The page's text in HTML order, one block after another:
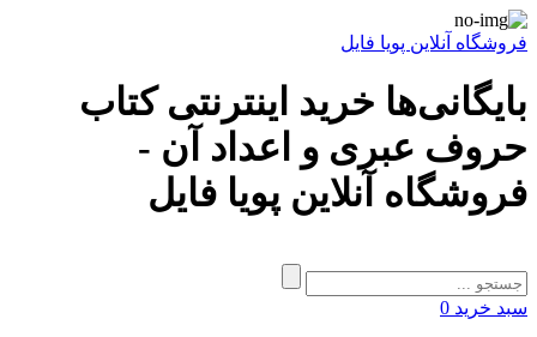
فروشگاه آنلاین پویا فایل
بایگانی‌ها خرید اینترنتی کتاب
حروف عبری و اعداد آن -
فروشگاه آنلاین پویا فایل
سبد خرید 0